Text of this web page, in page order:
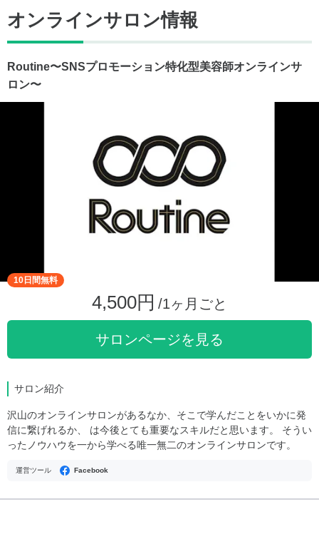
オンラインサロン情報
Routine〜SNSプロモーション特化型美容師オンラインサ
ロン〜
10日間無料
4,500円 /1ヶ月ごと
サロンページを見る
サロン紹介
沢山のオンラインサロンがあるなか、そこで学んだことをいかに発
信に繋げれるか、 は今後とても重要なスキルだと思います。 そうい
ったノウハウを一から学べる唯一無二のオンラインサロンです。
運営ツール Facebook